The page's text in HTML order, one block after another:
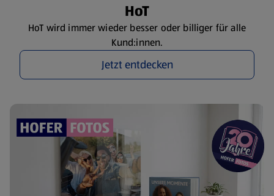
HoT
HoT wird immer wieder besser oder billiger für alle
Kund:innen.
Jetzt entdecken